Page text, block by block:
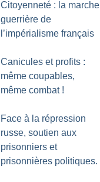
Citoyenneté : la marche
guerrière de
l’impérialisme français
Canicules et profits :
même coupables,
même combat !
Face à la répression
russe, soutien aux
prisonniers et
prisonnières politiques.